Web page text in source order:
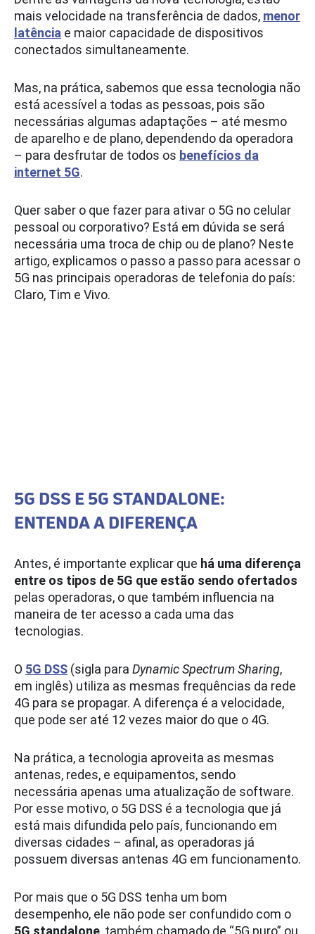
mais velocidade na transferência de dados, menor
latência e maior capacidade de dispositivos
conectados simultaneamente.
Mas, na prática, sabemos que essa tecnologia não
está acessível a todas as pessoas, pois são
necessárias algumas adaptações – até mesmo
de aparelho e de plano, dependendo da operadora
– para desfrutar de todos os benefícios da
internet 5G.
Quer saber o que fazer para ativar o 5G no celular
pessoal ou corporativo? Está em dúvida se será
necessária uma troca de chip ou de plano? Neste
artigo, explicamos o passo a passo para acessar o
5G nas principais operadoras de telefonia do país:
Claro, Tim e Vivo.
5G DSS E 5G STANDALONE:
ENTENDA A DIFERENÇA
Antes, é importante explicar que há uma diferença
entre os tipos de 5G que estão sendo ofertados
pelas operadoras, o que também influencia na
maneira de ter acesso a cada uma das
tecnologias.
O 5G DSS (sigla para Dynamic Spectrum Sharing,
em inglês) utiliza as mesmas frequências da rede
4G para se propagar. A diferença é a velocidade,
que pode ser até 12 vezes maior do que o 4G.
Na prática, a tecnologia aproveita as mesmas
antenas, redes, e equipamentos, sendo
necessária apenas uma atualização de software.
Por esse motivo, o 5G DSS é a tecnologia que já
está mais difundida pelo país, funcionando em
diversas cidades – afinal, as operadoras já
possuem diversas antenas 4G em funcionamento.
Por mais que o 5G DSS tenha um bom
desempenho, ele não pode ser confundido com o
5G standalone, também chamado de “5G puro” ou